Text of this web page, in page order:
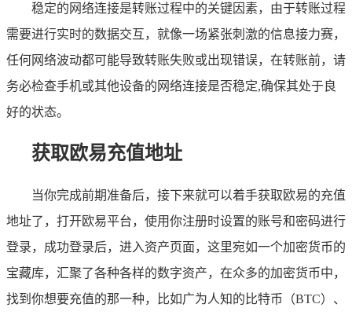
稳定的网络连接是转账过程中的关键因素，由于转账过程
需要进行实时的数据交互，就像一场紧张刺激的信息接力赛，
任何网络波动都可能导致转账失败或出现错误，在转账前，请
务必检查手机或其他设备的网络连接是否稳定,确保其处于良
好的状态。
获取欧易充值地址
当你完成前期准备后，接下来就可以着手获取欧易的充值
地址了，打开欧易平台，使用你注册时设置的账号和密码进行
登录，成功登录后，进入资产页面，这里宛如一个加密货币的
宝藏库，汇聚了各种各样的数字资产，在众多的加密货币中，
找到你想要充值的那一种，比如广为人知的比特币（BTC）、